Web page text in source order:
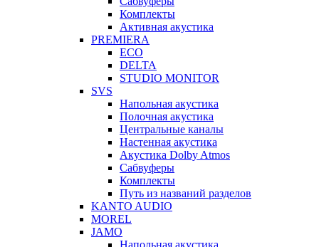
Комплекты
Активная акустика
PREMIERA
ECO
DELTA
STUDIO MONITOR
SVS
Напольная акустика
Полочная акустика
Центральные каналы
Настенная акустика
Акустика Dolby Atmos
Сабвуферы
Комплекты
Путь из названий разделов
KANTO AUDIO
MOREL
JAMO
Напольная акустика